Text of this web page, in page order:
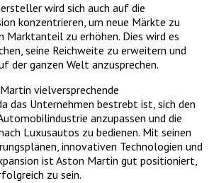
wird sich auch auf die
konzentrieren, um neue Märkte zu
Marktanteil zu erhöhen. Dies wird es
seine Reichweite zu erweitern und
der ganzen Welt anzusprechen.
vielversprechende
das Unternehmen bestrebt ist, sich den
anzupassen und die
Luxusautos zu bedienen. Mit seinen
innovativen Technologien und
ist Aston Martin gut positioniert,
zu sein.